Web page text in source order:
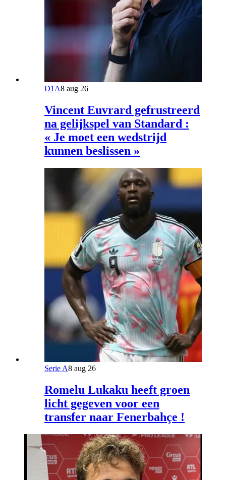
D1A8 aug 26
Vincent Euvrard gefrustreerd
na gelijkspel van Standard :
« Je moet een wedstrijd
kunnen beslissen »
Serie A8 aug 26
Romelu Lukaku heeft groen
licht gegeven voor een
transfer naar Fenerbahçe !